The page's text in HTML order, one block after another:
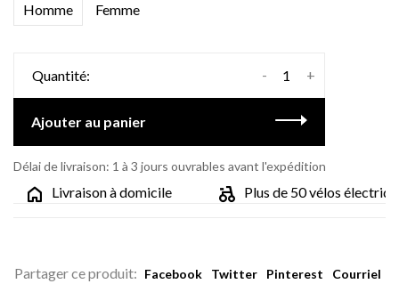
Homme Femme
Quantité: +
-
Ajouter au panier
Délai de livraison: 1 à 3 jours ouvrables avant l'expédition
Livraison à domicile Plus de 50 vélos
Partager ce produit: Facebook Twitter Pinterest Courriel